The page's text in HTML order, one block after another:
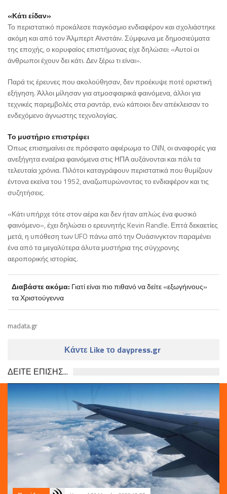
«Κάτι είδαν»
Το περιστατικό προκάλεσε παγκόσμιο ενδιαφέρον και σχολιάστηκε
ακόμη και από τον Άλμπερτ Αϊνστάιν. Σύμφωνα με δημοσιεύματα
της εποχής, ο κορυφαίος επιστήμονας είχε δηλώσει: «Αυτοί οι
άνθρωποι έχουν δει κάτι. Δεν ξέρω τι είναι».
Παρά τις έρευνες που ακολούθησαν, δεν προέκυψε ποτέ οριστική
εξήγηση. Άλλοι μίλησαν για ατμοσφαιρικά φαινόμενα, άλλοι για
τεχνικές παρεμβολές στα ραντάρ, ενώ κάποιοι δεν απέκλεισαν το
ενδεχόμενο άγνωστης τεχνολογίας.
Το μυστήριο επιστρέφει
Όπως επισημαίνει σε πρόσφατο αφιέρωμα το CNN, οι αναφορές για
ανεξήγητα εναέρια φαινόμενα στις ΗΠΑ αυξάνονται και πάλι τα
τελευταία χρόνια. Πιλότοι καταγράφουν περιστατικά που θυμίζουν
έντονα εκείνα του 1952, αναζωπυρώνοντας το ενδιαφέρον και τις
συζητήσεις.
«Κάτι υπήρχε τότε στον αέρα και δεν ήταν απλώς ένα φυσικό
φαινόμενο», έχει δηλώσει ο ερευνητής Kevin Randle. Επτά δεκαετίες
μετά, η υπόθεση των UFO πάνω από την Ουάσινγκτον παραμένει
ένα από τα μεγαλύτερα άλυτα μυστήρια της σύγχρονης
αεροπορικής ιστορίας.
Διαβάστε ακόμα: Γιατί είναι πιο πιθανό να δείτε «εξωγήινους»
τα Χριστούγεννα
madata.gr
Κάντε Like το daypress.gr
ΔΕΙΤΕ ΕΠΙΣΗΣ...